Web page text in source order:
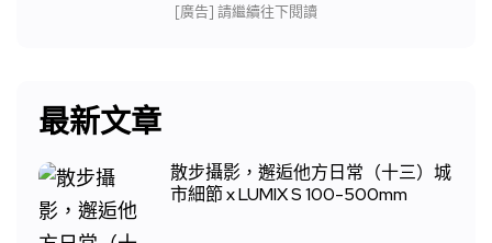
[廣告] 請繼續往下閱讀
最新文章
散步攝影，邂逅他方日常（十三）城
市細節 x LUMIX S 100-500mm